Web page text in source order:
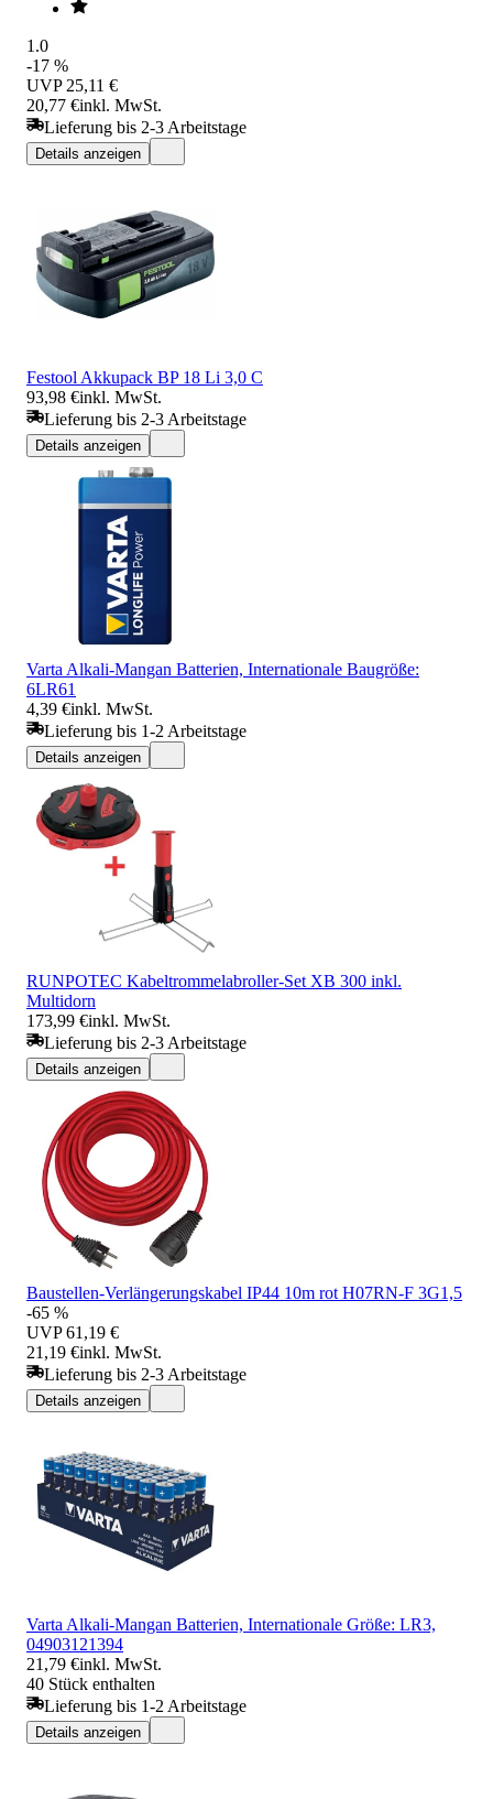
1.0
-17 %
UVP 25,11 €
20,77 €inkl. MwSt.
Lieferung bis 2-3 Arbeitstage
Details anzeigen
Festool Akkupack BP 18 Li 3,0 C
93,98 €inkl. MwSt.
Lieferung bis 2-3 Arbeitstage
Details anzeigen
Varta Alkali-Mangan Batterien, Internationale Baugröße:
6LR61
4,39 €inkl. MwSt.
Lieferung bis 1-2 Arbeitstage
Details anzeigen
RUNPOTEC Kabeltrommelabroller-Set XB 300 inkl.
Multidorn
173,99 €inkl. MwSt.
Lieferung bis 2-3 Arbeitstage
Details anzeigen
Baustellen-Verlängerungskabel IP44 10m rot H07RN-F 3G1,5
-65 %
UVP 61,19 €
21,19 €inkl. MwSt.
Lieferung bis 2-3 Arbeitstage
Details anzeigen
Varta Alkali-Mangan Batterien, Internationale Größe: LR3,
04903121394
21,79 €inkl. MwSt.
40 Stück enthalten
Lieferung bis 1-2 Arbeitstage
Details anzeigen